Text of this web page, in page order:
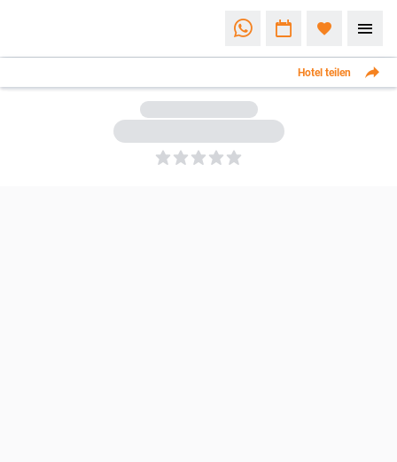
Hotel teilen
5